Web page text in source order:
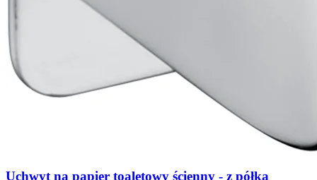
Uchwyt na papier toaletowy ścienny - z półką